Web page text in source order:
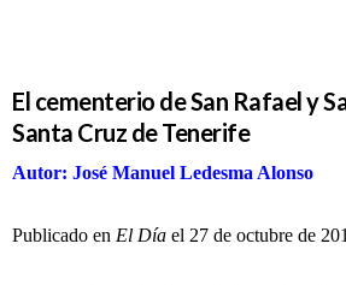
El cementerio de San Rafael y
Santa Cruz de Tenerife
Autor: José Manuel Ledesma Alonso
Publicado en El Día el 27 de octubre de